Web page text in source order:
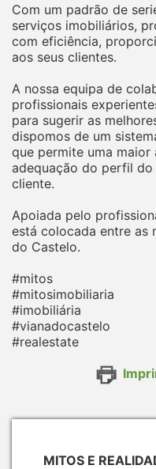
Com um padrão de
serviços imobiliários,
com eficiência,
aos seus clientes.
A nossa equipa de
profissionais
para sugerir as
dispomos de um
que permite uma maior
adequação do perfil
cliente.
Apoiada pelo
está colocada entre as
do Castelo.
#mitos
#mitosimobiliaria
#imobiliária
#vianadocastelo
#realestate
MITOS E